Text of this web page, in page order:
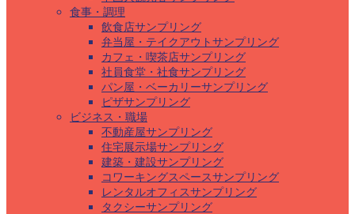
食事・調理
飲食店サンプリング
弁当屋・テイクアウトサンプリング
カフェ・喫茶店サンプリング
社員食堂・社食サンプリング
パン屋・ベーカリーサンプリング
ピザサンプリング
ビジネス・職場
不動産屋サンプリング
住宅展示場サンプリング
建築・建設サンプリング
コワーキングスペースサンプリング
レンタルオフィスサンプリング
タクシーサンプリング